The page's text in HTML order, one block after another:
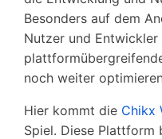
Besonders auf dem
Nutzer und
noch weiter
Hier kommt die Chikx
Spiel. Diese Plattform